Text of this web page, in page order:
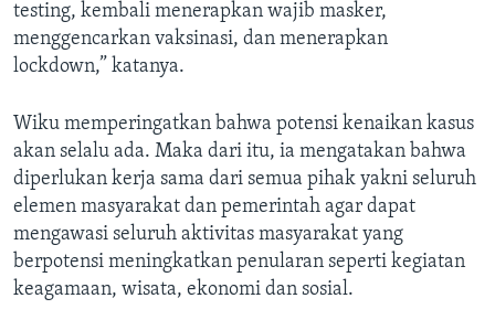
testing, kembali menerapkan wajib masker,
menggencarkan vaksinasi, dan menerapkan
lockdown,” katanya.
Wiku memperingatkan bahwa potensi kenaikan kasus
akan selalu ada. Maka dari itu, ia mengatakan bahwa
diperlukan kerja sama dari semua pihak yakni seluruh
elemen masyarakat dan pemerintah agar dapat
mengawasi seluruh aktivitas masyarakat yang
berpotensi meningkatkan penularan seperti kegiatan
keagamaan, wisata, ekonomi dan sosial.